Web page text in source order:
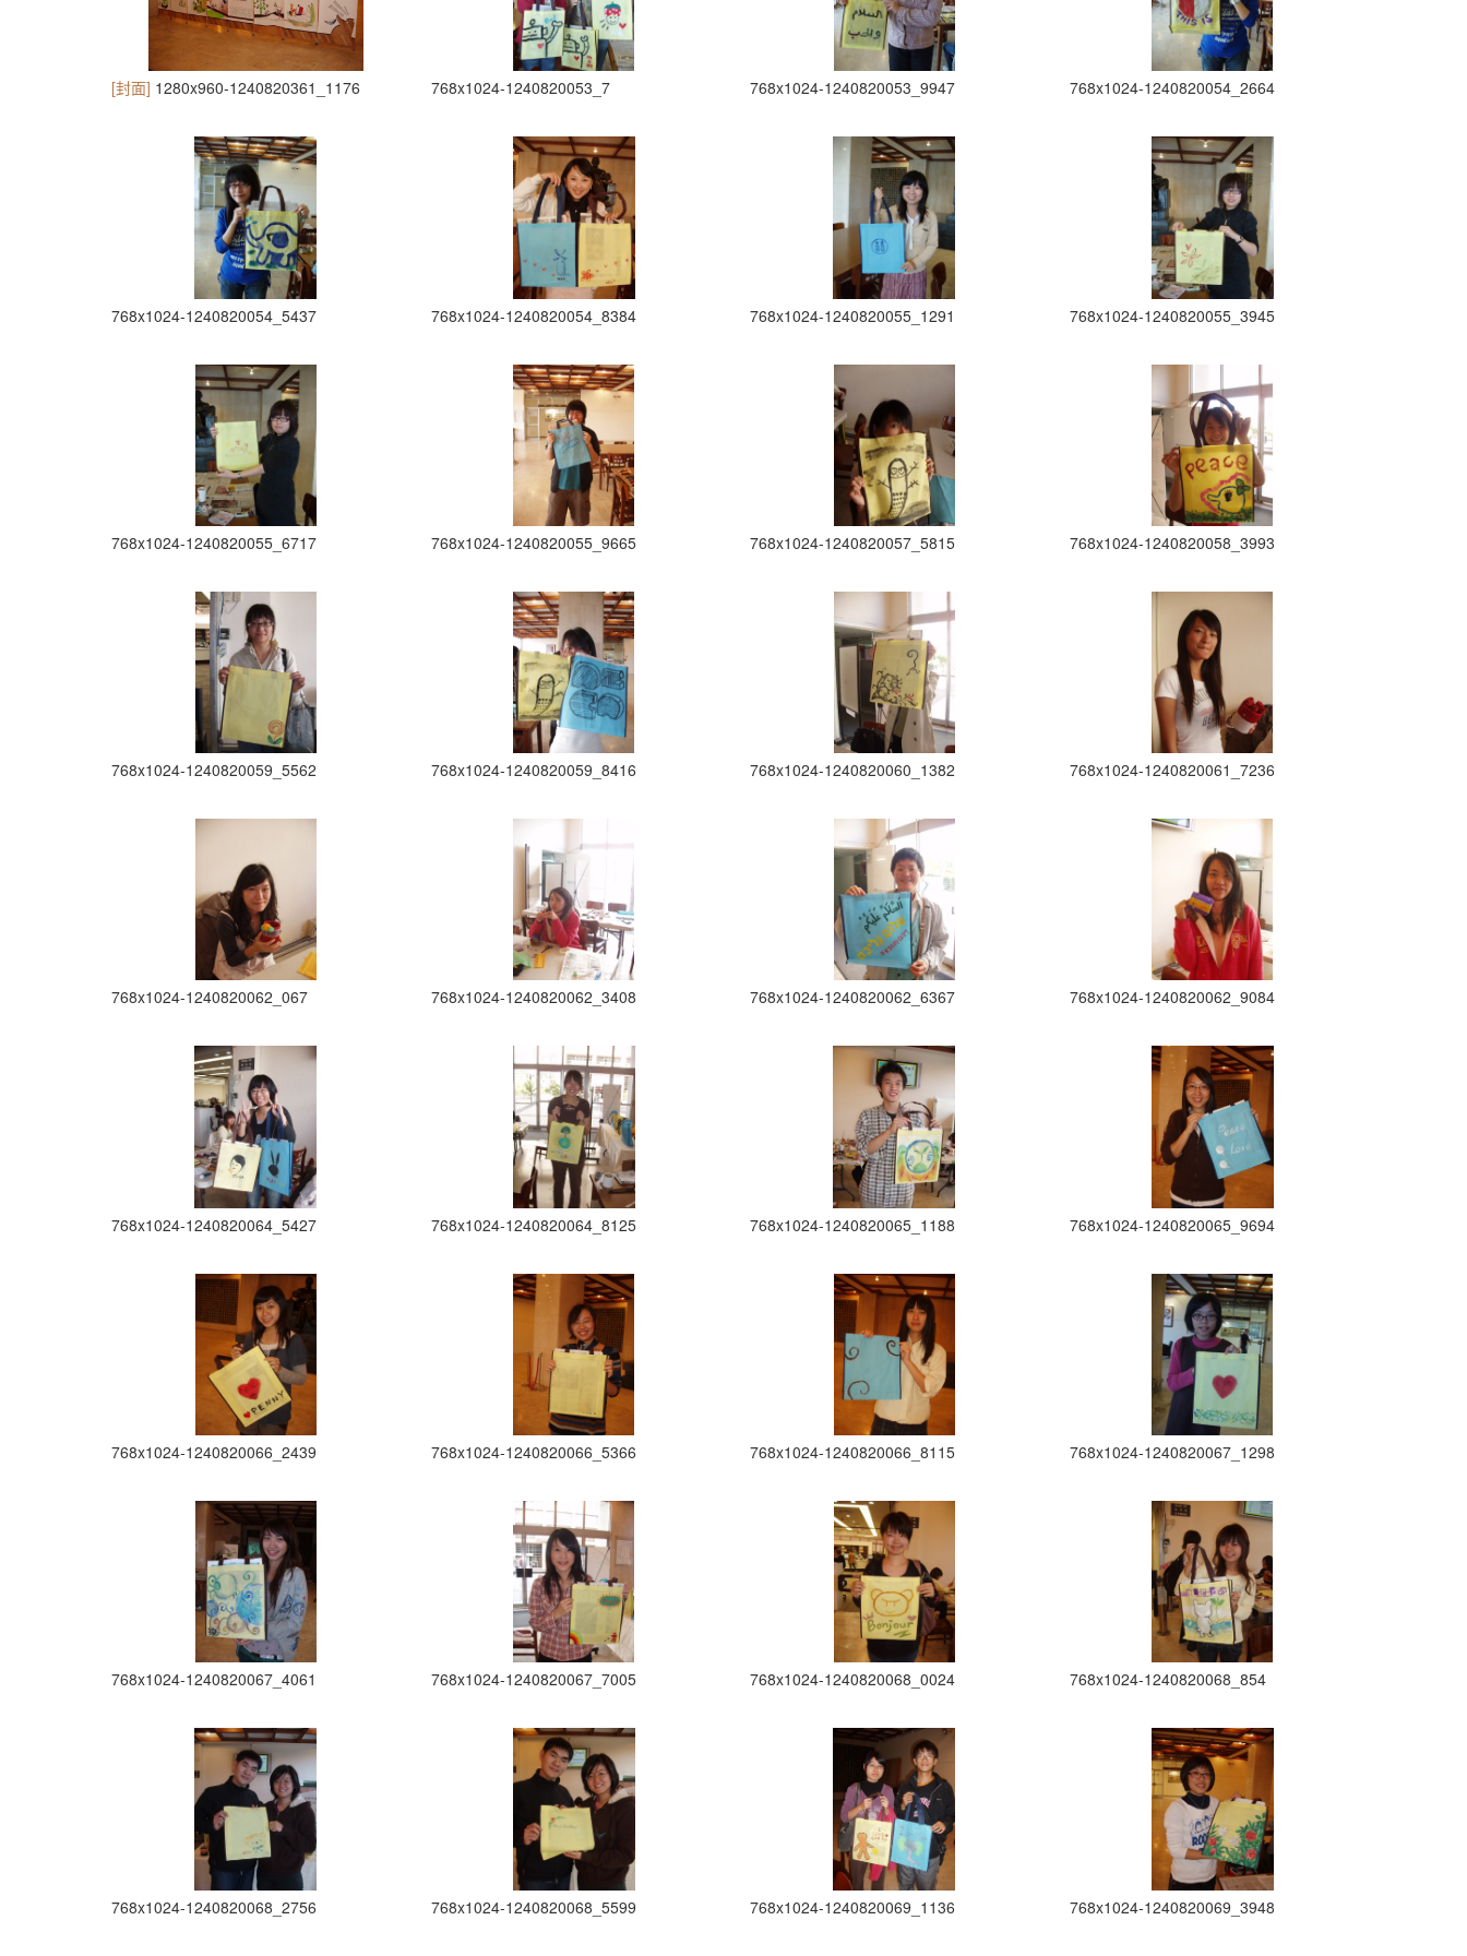
[封面] 1280x960-1240820361_1176 768x1024-1240820053_7 768x1024-1240820053_9947 768x1024-1240820054_2664
768x1024-1240820054_5437 768x1024-1240820054_8384 768x1024-1240820055_1291 768x1024-1240820055_3945
768x1024-1240820055_6717 768x1024-1240820055_9665 768x1024-1240820057_5815 768x1024-1240820058_3993
768x1024-1240820059_5562 768x1024-1240820059_8416 768x1024-1240820060_1382 768x1024-1240820061_7236
768x1024-1240820062_067 768x1024-1240820062_3408 768x1024-1240820062_6367 768x1024-1240820062_9084
768x1024-1240820064_5427 768x1024-1240820064_8125 768x1024-1240820065_1188 768x1024-1240820065_9694
768x1024-1240820066_2439 768x1024-1240820066_5366 768x1024-1240820066_8115 768x1024-1240820067_1298
768x1024-1240820067_4061 768x1024-1240820067_7005 768x1024-1240820068_0024 768x1024-1240820068_854
768x1024-1240820068_2756 768x1024-1240820068_5599 768x1024-1240820069_1136 768x1024-1240820069_3948